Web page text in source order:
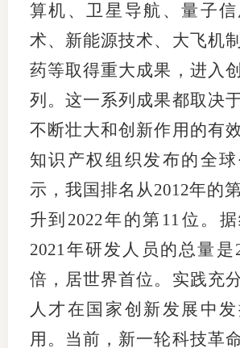
算机、卫星导航、量子
术、新能源技术、大飞机
药等取得重大成果，进入
列。这一系列成果都取决
不断壮大和创新作用的有
知识产权组织发布的全
示，我国排名从2012年的
升到2022年的第11位。
2021年研发人员的总量是
倍，居世界首位。实践充
人才在国家创新发展中
用。当前，新一轮科技革